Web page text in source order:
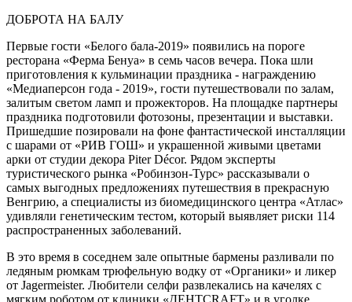
ДОБРОТА НА БАЛУ
Первые гости «Белого бала-2019» появились на пороге
ресторана «Ферма Бенуа» в семь часов вечера. Пока шли
приготовления к кульминации праздника - награждению
«Медиаперсон года - 2019», гости путешествовали по залам,
залитым светом ламп и прожекторов. На площадке партнеры
праздника подготовили фотозоны, презентации и выставки.
Пришедшие позировали на фоне фантастической инсталляции
с шарами от «РИВ ГОШ» и украшенной живыми цветами
арки от студии декора Piter Décor. Рядом эксперты
туристического рынка «Робинзон-Турс» рассказывали о
самых выгодных предложениях путешествия в прекрасную
Венгрию, а специалисты из биомедицинского центра «Атлас»
удивляли генетическим тестом, который выявляет риски 114
распространенных заболеваний.
В это время в соседнем зале опытные бармены разливали по
ледяным рюмкам трюфельную водку от «Органики» и ликер
от Jagermeister. Любители селфи развлекались на качелях с
мягким роботом от клиники «ДЕНТCRAFT» и в уголке